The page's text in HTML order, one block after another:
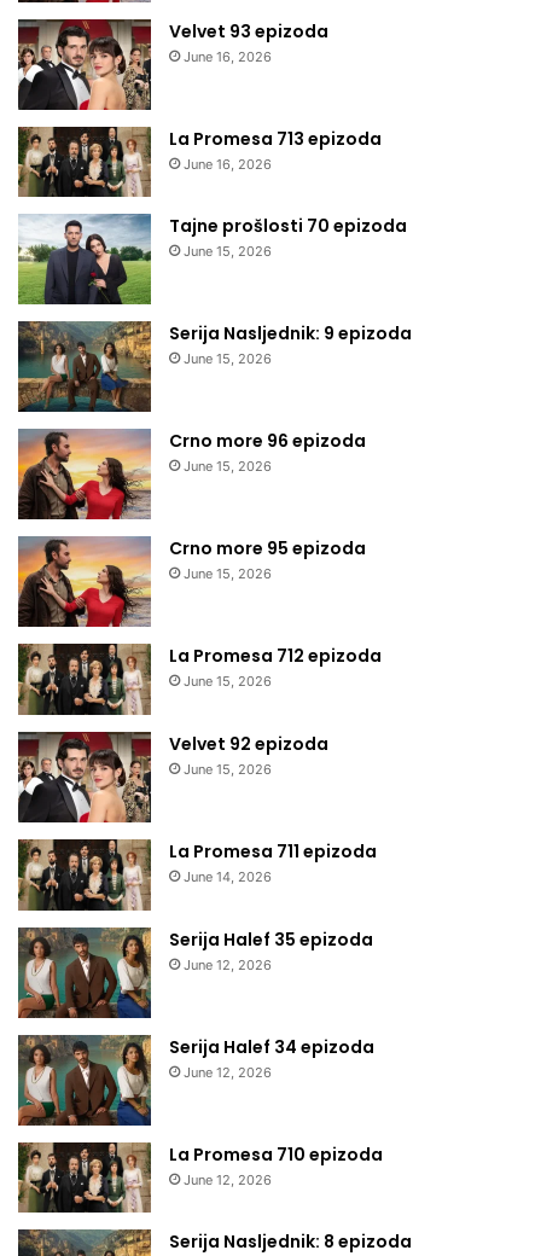
Velvet 93 epizoda
June 16, 2026
La Promesa 713 epizoda
June 16, 2026
Tajne prošlosti 70 epizoda
June 15, 2026
Serija Nasljednik: 9 epizoda
June 15, 2026
Crno more 96 epizoda
June 15, 2026
Crno more 95 epizoda
June 15, 2026
La Promesa 712 epizoda
June 15, 2026
Velvet 92 epizoda
June 15, 2026
La Promesa 711 epizoda
June 14, 2026
Serija Halef 35 epizoda
June 12, 2026
Serija Halef 34 epizoda
June 12, 2026
La Promesa 710 epizoda
June 12, 2026
Serija Nasljednik: 8 epizoda